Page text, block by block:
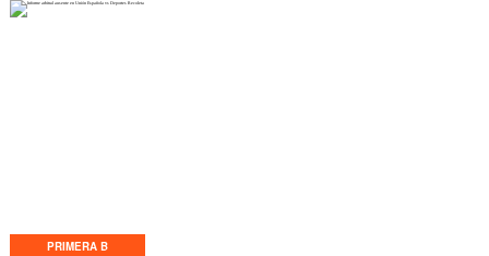
PRIMERA B